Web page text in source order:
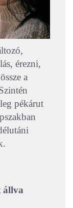
érezni,
a
pékárut
állva